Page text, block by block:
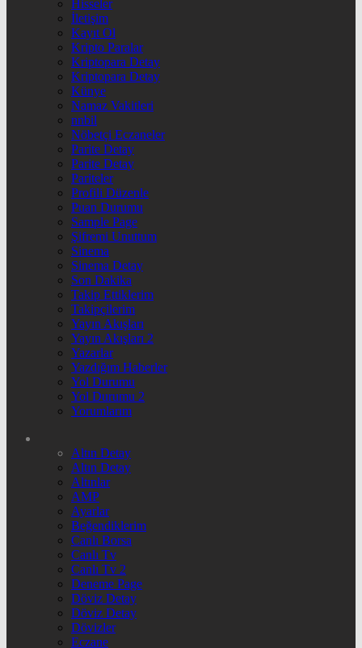
Hisseler
İletişim
Kayıt Ol
Kripto Paralar
Kriptopara Detay
Kriptopara Detay
Künye
Namaz Vakitleri
nnbil
Nöbetçi Eczaneler
Parite Detay
Parite Detay
Pariteler
Profili Düzenle
Puan Durumu
Sample Page
Şifremi Unuttum
Sinema
Sinema Detay
Son Dakika
Takip Ettiklerim
Takipçilerim
Yayın Akışları
Yayın Akışları 2
Yazarlar
Yazdığım Haberler
Yol Durumu
Yol Durumu 2
Yorumlarım
Altın Detay
Altın Detay
Altınlar
AMP
Ayarlar
Beğendiklerim
Canlı Borsa
Canlı Tv
Canlı Tv 2
Deneme Page
Döviz Detay
Döviz Detay
Dövizler
Eczane